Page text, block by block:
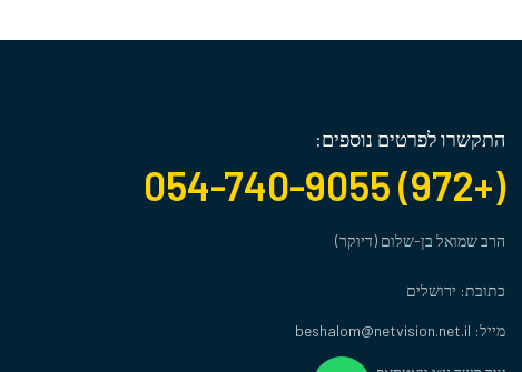
התקשרו לפרטים נוספים:
(+972) 054-740-9055
הרב שמואל בן-שלום (דיוקר)
כתובת: ירושלים
מייל: beshalom@netvision.net.il